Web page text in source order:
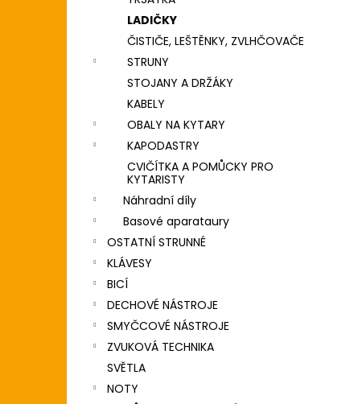
LADIČKY
ČISTIČE, LEŠTĚNKY, ZVLHČOVAČE
STRUNY
STOJANY A DRŽÁKY
KABELY
OBALY NA KYTARY
KAPODASTRY
CVIČÍTKA A POMŮCKY PRO
KYTARISTY
Náhradní díly
Basové aparataury
OSTATNÍ STRUNNÉ
KLÁVESY
BICÍ
DECHOVÉ NÁSTROJE
SMYČCOVÉ NÁSTROJE
ZVUKOVÁ TECHNIKA
SVĚTLA
NOTY
8 690 Kč